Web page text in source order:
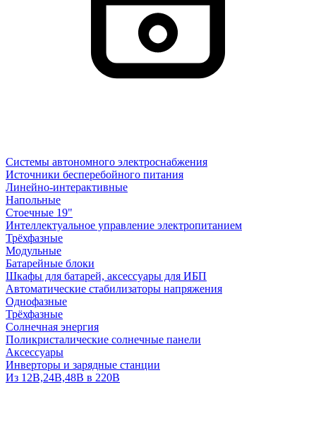
Системы автономного электроснабжения
Источники бесперебойного питания
Линейно-интерактивные
Напольные
Стоечные 19"
Интеллектуальное управление электропитанием
Трёхфазные
Модульные
Батарейные блоки
Шкафы для батарей, аксессуары для ИБП
Автоматические стабилизаторы напряжения
Однофазные
Трёхфазные
Солнечная энергия
Поликристалические солнечные панели
Аксессуары
Инверторы и зарядные станции
Из 12В,24В,48В в 220В